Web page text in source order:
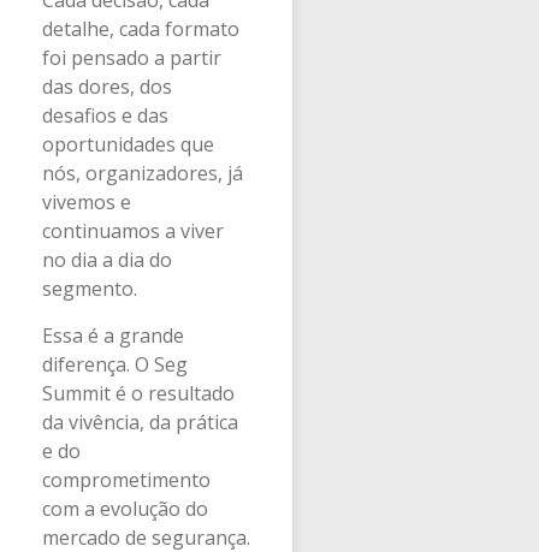
detalhe, cada formato
foi pensado a partir
das dores, dos
desafios e das
oportunidades que
nós, organizadores, já
vivemos e
continuamos a viver
no dia a dia do
segmento.
Essa é a grande
diferença. O Seg
Summit é o resultado
da vivência, da prática
e do
comprometimento
com a evolução do
mercado de segurança.